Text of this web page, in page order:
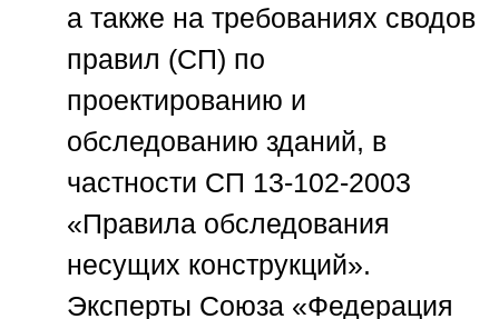
а также на требованиях сводов
правил (СП) по
проектированию и
обследованию зданий, в
частности СП 13-102-2003
«Правила обследования
несущих конструкций».
Эксперты Союза «Федерация